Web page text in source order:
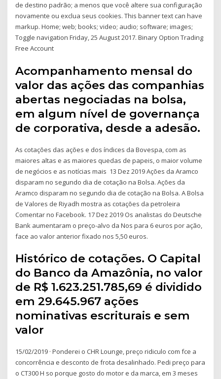
de destino padrão; a menos que você altere sua configuração
novamente ou exclua seus cookies. This banner text can have
markup. Home; web; books; video; audio; software; images;
Toggle navigation Friday, 25 August 2017. Binary Option Trading
Free Account
Acompanhamento mensal do
valor das ações das companhias
abertas negociadas na bolsa,
em algum nível de governança
de corporativa, desde a adesão.
As cotações das ações e dos índices da Bovespa, com as
maiores altas e as maiores quedas de papeis, o maior volume
de negócios e as notícias mais 13 Dez 2019 Ações da Aramco
disparam no segundo dia de cotação na Bolsa. Ações da
Aramco disparam no segundo dia de cotação na Bolsa. A Bolsa
de Valores de Riyadh mostra as cotações da petroleira
Comentar no Facebook. 17 Dez 2019 Os analistas do Deutsche
Bank aumentaram o preço-alvo da Nos para 6 euros por ação,
face ao valor anterior fixado nos 5,50 euros.
Histórico de cotações. O Capital
do Banco da Amazônia, no valor
de R$ 1.623.251.785,69 é dividido
em 29.645.967 ações
nominativas escriturais e sem
valor
15/02/2019 · Ponderei o CHR Lounge, preço ridiculo com fce a
concorrência e desconto de frota desalinhado. Pedi preço para
o CT300 H so porque gosto do motor e da marca, em 3 meses